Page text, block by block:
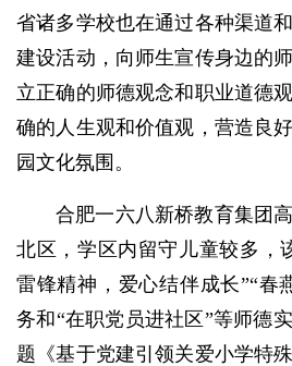
省诸多学校也在通过各种渠道
建设活动，向师生宣传身边的
立正确的师德观念和职业道德
确的人生观和价值观，营造良
园文化氛围。
合肥一六八新桥教育集团
北区，学区内留守儿童较多，
雷锋精神，爱心结伴成长”“春
务和“在职党员进社区”等师德
题《基于党建引领关爱小学特